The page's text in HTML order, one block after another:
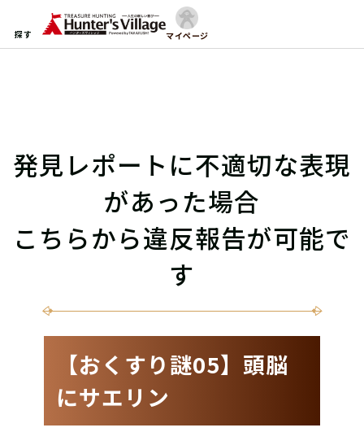
探す マイページ
発見レポートに不適切な表現
があった場合
こちらから違反報告が可能で
す
【おくすり謎05】頭脳
にサエリン